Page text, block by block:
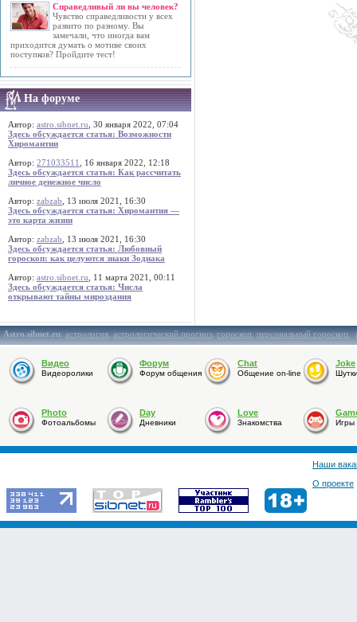
Справедливый ли вы человек?
Чувство справедливости у всех
развито по разному. Вы
замечали, что иногда вам
приходится думать о мотиве своих
поступков? Пройдите тест!
На форуме
Автор: astro.sibnet.ru , 30 января 2022, 07:04
Здесь обсуждается статья: Возможности
Хиромантии
Автор: 271033511
, 16 января 2022, 12:18
Здесь обсуждается статья: Как рассчитать
личное денежное число
Автор: zabzab , 13 июля 2021, 16:30
Здесь обсуждается статья: Хиромантия —
это карта жизни
Автор: zabzab , 13 июля 2021, 16:30
Здесь обсуждается статья: Любовный
гороскоп: как целуются знаки Зодиака
Автор: astro.sibnet.ru , 11 марта 2021, 00:11
Здесь обсуждается статья: Числа
открывают тайны мироздания
Astro.sibnet.ru:астрология,астрологический прогноз,гороскоп,персональный гороскоп,
Видео
Видеоролики
Форум
Форум общения
Chat
Общение on-line
Joke
Photo
Фотоальбомы
Day
Дневники
Love
Знакомства Игры
Наши
О проекте